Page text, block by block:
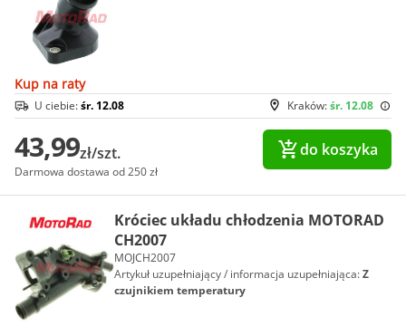
Kup na raty
Kraków:śr. 12.08
U ciebie:śr. 12.08
43,99zł/szt.
Darmowa dostawa od 250 zł
do koszyka
Króciec układu chłodzenia MOTORAD
CH2007
MOJCH2007
Artykuł uzupełniający / informacja uzupełniająca:Z
czujnikiem temperatury